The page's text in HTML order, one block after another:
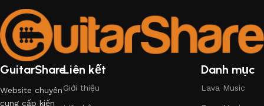
GuitarShare
Website chuyên
cung cấp kiến
Liên kết
Giới thiệu
Danh mục
Lava Music